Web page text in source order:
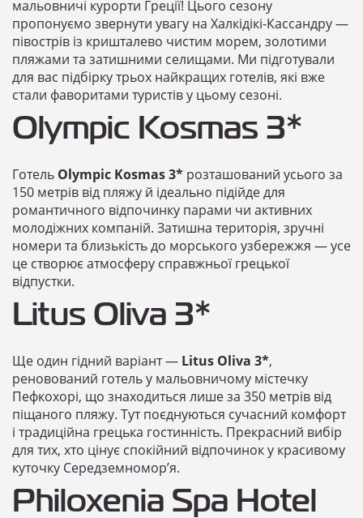
мальовничі курорти Греції! Цього сезону
пропонуємо звернути увагу на Халкідікі-Кассандру —
півострів із кришталево чистим морем, золотими
пляжами та затишними селищами. Ми підготували
для вас підбірку трьох найкращих готелів, які вже
стали фаворитами туристів у цьому сезоні.
Olympic Kosmas 3*
Готель Olympic Kosmas 3* розташований усього за
150 метрів від пляжу й ідеально підійде для
романтичного відпочинку парами чи активних
молодіжних компаній. Затишна територія, зручні
номери та близькість до морського узбережжя — усе
це створює атмосферу справжньої грецької
відпустки.
Litus Oliva 3*
Ще один гідний варіант — Litus Oliva 3*,
реновований готель у мальовничому містечку
Пефкохорі, що знаходиться лише за 350 метрів від
піщаного пляжу. Тут поєднуються сучасний комфорт
і традиційна грецька гостинність. Прекрасний вибір
для тих, хто цінує спокійний відпочинок у красивому
куточку Середземномор’я.
Philoxenia Spa Hotel